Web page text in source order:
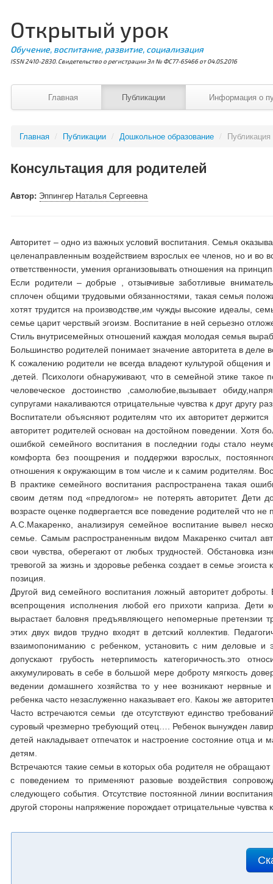
Открытый урок
Обучение, воспитание, развитие, социализация
ISSN 2410-2830. Свидетельство о регистрации Эл № ФС77-65466 от 04.05.2016
Главная Публикации Информация о
Главная / Публикации / Дошкольное образование /
Консультация для родителей
Автор: Эппингер Наталья Сергеевна
Авторитет – одно из важных условий воспитания. Семья
целенаправленным воздействием взрослых ее членов, но и
ответственности, умения организовывать отношения на
Если родители – добрые , отзывчивые заботливые
сплочен общими трудовыми обязанностями, такая семья
хотят трудится на производстве,им чужды высокие идеалы,
семье царит черствый эгоизм. Воспитание в ней серьезно
Стиль внутрисемейных отношений каждая молодая семья
Большинство родителей понимает значение авторитета в деле
К сожалению родители не всегда владеют культурой общения и
,детей. Психологи обнаруживают, что в семейной этике такое
человеческое достоинство ,самолюбие,вызывает
супругами накаливаются отрицательные чувства к друг другу
Воспитатели объясняют родителям что их авторитет
авторитет родителей основан на достойном поведении. Хотя
ошибкой семейного воспитания в последнии годы стало
комфорта без поощрения и поддержки взрослых,
отношения к окружающим в том числе и к самим родителям.
В практике семейного воспитания распространена такая
своим детям под «предлогом» не потерять авторитет. Дети
возрасте оценке подвергается все поведение родителей что не
А.С.Макаренко, анализируя семейное воспитание вывел
семье. Самым распространенным видом Макаренко считал
свои чувства, оберегают от любых трудностей. Обстановка
тревогой за жизнь и здоровье ребенка создает в семье
позиция.
Другой вид семейного воспитания ложный авторитет
всепрощения исполнения любой его прихоти каприза. Дети
вырастает баловня предъявляющего непомерные
этих двух видов трудно входят в детский коллектив.
взаимопониманию с ребенком, установить с ним деловые и
допускают грубость нетерпимость категоричность.это
аккумулировать в себе в большой мере доброту мягкость
ведении домашнего хозяйства то у нее возникают нервные
ребенка часто незаслуженно наказывает его. Какоы же
Часто встречаются семьи где отсутствуют единство
суровый чрезмерно требующий отец…. Ребенок вынужден
детей накладывает отпечаток и настроение состояние отца и
детям.
Встречаются такие семьи в которых оба родителя не
с поведением то применяют разовые воздействия
следующего события. Отсутствие постоянной линии
другой стороны напряжение порождает отрицательные